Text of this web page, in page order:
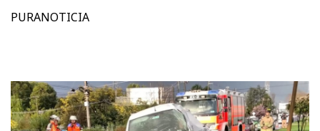
PURANOTICIA